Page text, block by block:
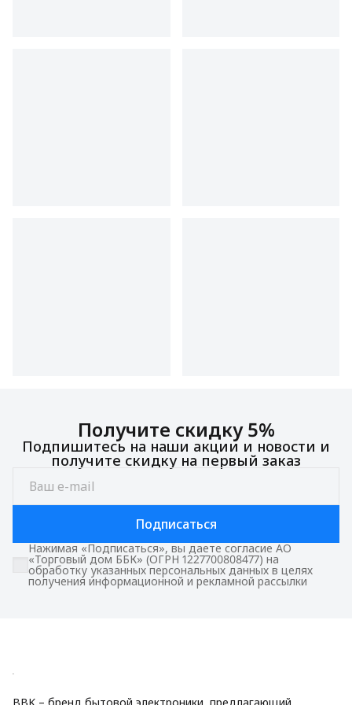
Получите скидку 5%
Подпишитесь на наши акции и новости и
получите скидку на первый заказ
Подписаться
Нажимая «Подписаться», вы даете согласие АО
«Торговый дом ББК» (ОГРН 1227700808477) на
обработку указанных персональных данных в целях
получения информационной и рекламной рассылки